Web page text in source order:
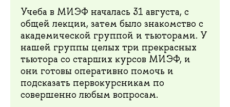
Учеба в МИЭФ началась 31 августа, с
общей лекции, затем было знакомство с
академической группой и тьюторами. У
нашей группы целых три прекрасных
тьютора со старших курсов МИЭФ, и
они готовы оперативно помочь и
подсказать первокурсникам по
совершенно любым вопросам.